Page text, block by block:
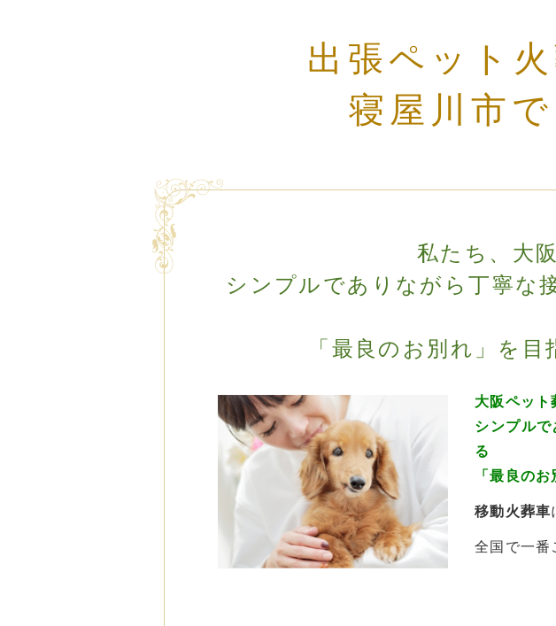
出張ペット
寝屋川市
私たち、大
シンプルでありながら丁寧な
「最良のお別れ」を
大阪ペット
シンプル
る
「最良の
移動火葬車
全国で一番